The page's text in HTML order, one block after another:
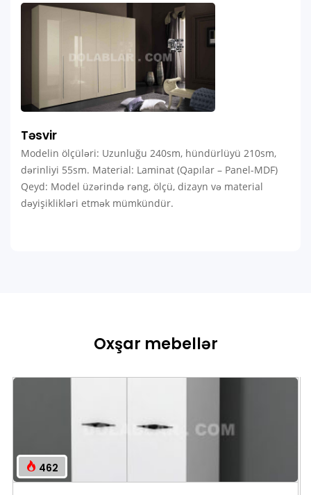
Təsvir
Modelin ölçüləri: Uzunluğu 240sm, hündürlüyü 210sm,
dərinliyi 55sm. Material: Laminat (Qapılar – Panel-MDF)
Qeyd: Model üzərində rəng, ölçü, dizayn və material
dəyişiklikləri etmək mümkündür.
Oxşar mebellər
462